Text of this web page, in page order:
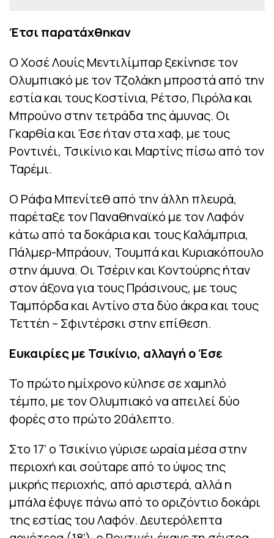
Έτσι παρατάχθηκαν
Ο Χοσέ Λουίς Μεντιλίμπαρ ξεκίνησε τον
Ολυμπιακό με τον Τζολάκη μπροστά από την
εστία και τους Κοστίνια, Ρέτσο, Πιρόλα και
Μπρούνο στην τετράδα της άμυνας. Οι
Γκαρθία και Έσε ήταν στα χαφ, με τους
Ροντινέι, Τσικίνιο και Μαρτίνς πίσω από τον
Ταρέμι.
Ο Ράφα Μπενίτεθ από την άλλη πλευρά,
παρέταξε τον Παναθηναϊκό με τον Λαφόν
κάτω από τα δοκάρια και τους Καλάμπρια,
Πάλμερ-Μπράουν, Τουμπά και Κυριακόπουλο
στην άμυνα. Οι Τσέριν και Κοντούρης ήταν
στον άξονα για τους Πράσινους, με τους
Ταμπόρδα και Αντίνο στα δύο άκρα και τους
Τεττέη – Σφιντέρσκι στην επίθεση.
Ευκαιρίες με Τσικίνιο, αλλαγή ο Έσε
Το πρώτο ημίχρονο κύλησε σε χαμηλό
τέμπο, με τον Ολυμπιακό να απειλεί δύο
φορές στο πρώτο 20άλεπτο.
Στο 17’ ο Τσικίνιο γύρισε ωραία μέσα στην
περιοχή και σούταρε από το ύψος της
μικρής περιοχής, από αριστερά, αλλά η
μπάλα έφυγε πάνω από το οριζόντιο δοκάρι
της εστίας του Λαφόν. Δευτερόλεπτα